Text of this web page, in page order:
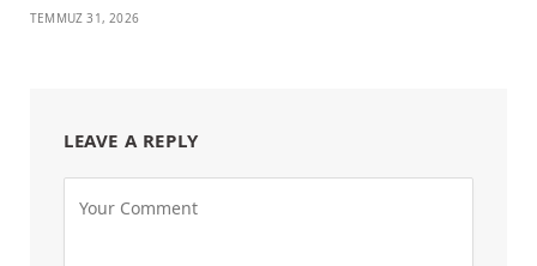
TEMMUZ 31, 2026
LEAVE A REPLY